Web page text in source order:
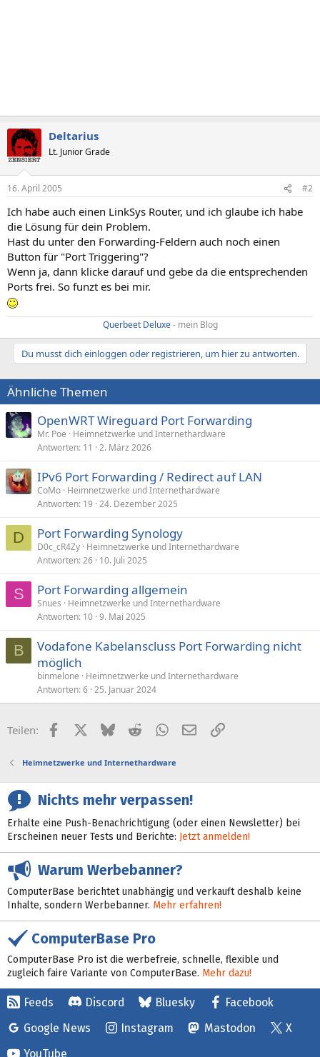
Deltarius
Lt. Junior Grade
16. April 2005 #2
Ich habe auch einen LinkSys Router, und ich glaube ich habe
die Lösung für dein Problem.
Hast du unter den Forwarding-Feldern auch noch einen
Button für "Port Triggering"?
Wenn ja, dann klicke darauf und gebe da die entsprechenden
Ports frei. So funzt es bei mir.
Querbeet Deluxe- mein Blog​
Du musst dich einloggen oder registrieren, um hier zu antworten.
Ähnliche Themen
OpenWRT Wireguard Port Forwarding
Mr. Poe
Heimnetzwerke und Internethardware
Antworten 11 2. März 2026
IPv6 Port Forwarding / Redirect auf LAN
CoMo Heimnetzwerke und Internethardware
Antworten 19 24. Dezember 2025
D Port Forwarding Synology
D0c_cR4Zy Heimnetzwerke und Internethardware
Antworten 26 10. Juli 2025
S Port Forwarding allgemein
Snues
Heimnetzwerke und Internethardware
Antworten 10 9. Mai 2025
B
Vodafone Kabelanscluss Port Forwarding nicht
möglich
binmelone
Heimnetzwerke und Internethardware
Antworten 6 25. Januar 2024
Teilen: FacebookX (Twitter)
BlueskyRedditWhatsApp
E-MailLink
Heimnetzwerke und Internethardware
Nichts mehr verpassen!
Erhalte eine Push-Benachrichtigung (oder einen Newsletter) bei
Erscheinen neuer Tests und Berichte: Jetzt anmelden!
Warum Werbebanner?
ComputerBase berichtet unabhängig und verkauft deshalb keine
Inhalte, sondern Werbebanner. Mehr erfahren!
ComputerBase Pro
ComputerBase Pro ist die werbefreie, schnelle, flexible und
zugleich faire Variante von ComputerBase. Mehr dazu!
Feeds Discord Bluesky
Facebook
Google News
Instagram Mastodon
X
YouTube